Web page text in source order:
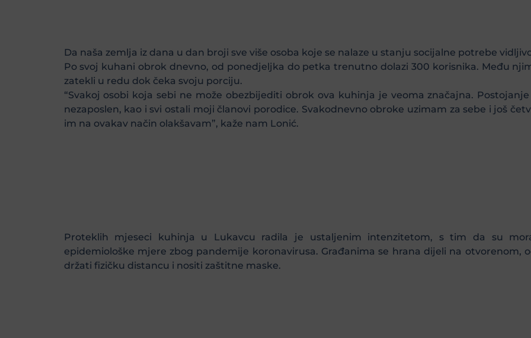
Da naša zemlja iz dana u dan broji sve više osoba koje se nalaze u stanju socijalne potrebe
Po svoj kuhani obrok dnevno, od ponedjeljka do petka trenutno dolazi 300 korisnika. Među
zatekli u redu dok čeka svoju porciju.
“Svakoj osobi koja sebi ne može obezbijediti obrok ova kuhinja je veoma značajna.
nezaposlen, kao i svi ostali moji članovi porodice. Svakodnevno obroke uzimam za sebe i još
im na ovakav način olakšavam”, kaže nam Lonić.
Proteklih mjeseci kuhinja u Lukavcu radila je ustaljenim intenzitetom, s tim da su
epidemiološke mjere zbog pandemije koronavirusa. Građanima se hrana dijeli na otvorenom,
držati fizičku distancu i nositi zaštitne maske.